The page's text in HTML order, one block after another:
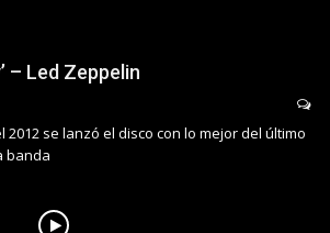
– Led Zeppelin
2012 se lanzó el disco con lo mejor del último
banda